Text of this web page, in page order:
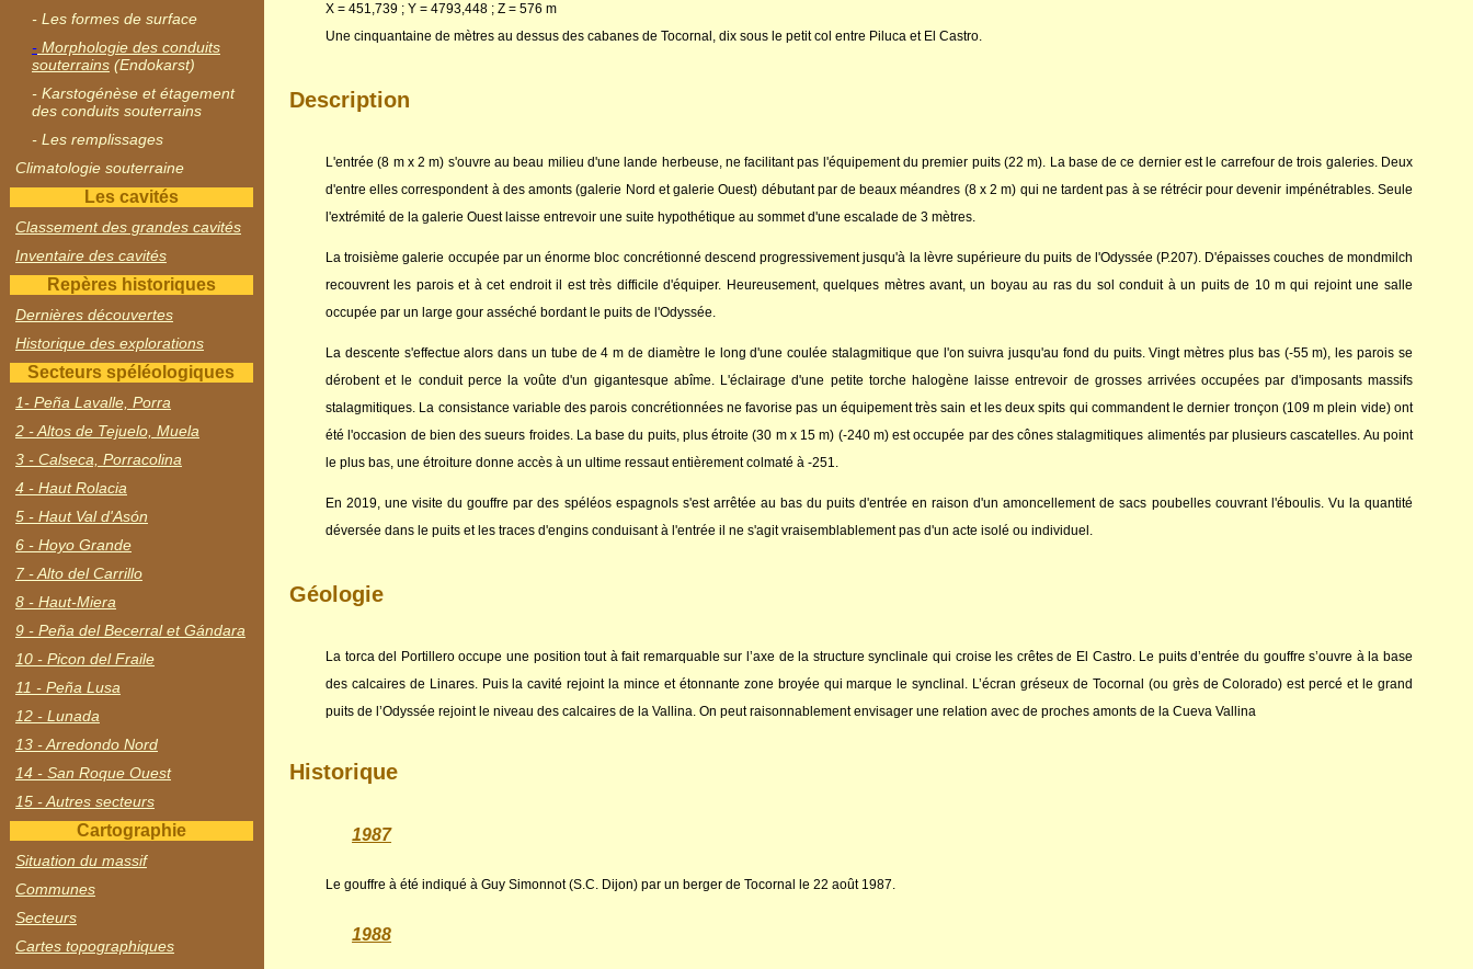
- Les formes de surface
- Morphologie des conduits
souterrains (Endokarst)
- Karstogénèse et étagement
des conduits souterrains
- Les remplissages
Climatologie souterraine
Les cavités
Classement des grandes cavités
Inventaire des cavités
Repères historiques
Dernières découvertes
Historique des explorations
Secteurs spéléologiques
1- Peña Lavalle, Porra
2 - Altos de Tejuelo, Muela
3 - Calseca, Porracolina
4 - Haut Rolacia
5 - Haut Val d'Asón
6 - Hoyo Grande
7 - Alto del Carrillo
8 - Haut-Miera
9 - Peña del Becerral et Gándara
10 - Picon del Fraile
11 - Peña Lusa
12 - Lunada
13 - Arredondo Nord
14 - San Roque Ouest
15 - Autres secteurs
Cartographie
Situation du massif
Communes
Secteurs
Cartes topographiques
X = 451,739 ; Y = 4793,448 ; Z = 576 m
Une cinquantaine de mètres au dessus des cabanes de Tocornal, dix sous le petit col entre Piluca et El Castro.
Description
L'entrée (8 m x 2 m) s'ouvre au beau milieu d'une lande herbeuse, ne facilitant pas l'équipement du premier puits (22 m). La base de ce dernier est le carrefour de trois galeries. Deux
d'entre elles correspondent à des amonts (galerie Nord et galerie Ouest) débutant par de beaux méandres (8 x 2 m) qui ne tardent pas à se rétrécir pour devenir impénétrables. Seule
l'extrémité de la galerie Ouest laisse entrevoir une suite hypothétique au sommet d'une escalade de 3 mètres.
La troisième galerie occupée par un énorme bloc concrétionné descend progressivement jusqu'à la lèvre supérieure du puits de l'Odyssée (P.207). D'épaisses couches de mondmilch
recouvrent les parois et à cet endroit il est très difficile d'équiper. Heureusement, quelques mètres avant, un boyau au ras du sol conduit à un puits de 10 m qui rejoint une salle
occupée par un large gour asséché bordant le puits de l'Odyssée.
La descente s'effectue alors dans un tube de 4 m de diamètre le long d'une coulée stalagmitique que l'on suivra jusqu'au fond du puits. Vingt mètres plus bas (-55 m), les parois se
dérobent et le conduit perce la voûte d'un gigantesque abîme. L'éclairage d'une petite torche halogène laisse entrevoir de grosses arrivées occupées par d'imposants massifs
stalagmitiques. La consistance variable des parois concrétionnées ne favorise pas un équipement très sain et les deux spits qui commandent le dernier tronçon (109 m plein vide) ont
été l'occasion de bien des sueurs froides. La base du puits, plus étroite (30 m x 15 m) (-240 m) est occupée par des cônes stalagmitiques alimentés par plusieurs cascatelles. Au point
le plus bas, une étroiture donne accès à un ultime ressaut entièrement colmaté à -251.
En 2019, une visite du gouffre par des spéléos espagnols s'est arrêtée au bas du puits d'entrée en raison d'un amoncellement de sacs poubelles couvrant l'éboulis. Vu la quantité
déversée dans le puits et les traces d'engins conduisant à l'entrée il ne s'agit vraisemblablement pas d'un acte isolé ou individuel.
Géologie
La torca del Portillero occupe une position tout à fait remarquable sur l’axe de la structure synclinale qui croise les crêtes de El Castro. Le puits d’entrée du gouffre s’ouvre à la base
des calcaires de Linares. Puis la cavité rejoint la mince et étonnante zone broyée qui marque le synclinal. L’écran gréseux de Tocornal (ou grès de Colorado) est percé et le grand
puits de l’Odyssée rejoint le niveau des calcaires de la Vallina. On peut raisonnablement envisager une relation avec de proches amonts de la Cueva Vallina
Historique
1987
Le gouffre à été indiqué à Guy Simonnot (S.C. Dijon) par un berger de Tocornal le 22 août 1987.
1988